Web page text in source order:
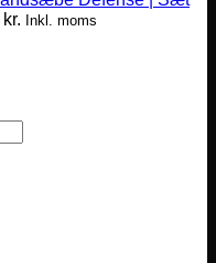
kr. Inkl. moms